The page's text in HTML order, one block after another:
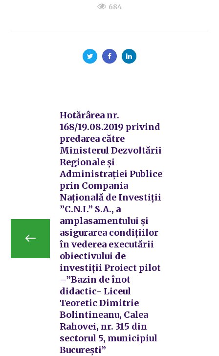
684
Hotărârea nr.
168/19.08.2019 privind
predarea către
Ministerul Dezvoltării
Regionale și
Administrației Publice
prin Compania
Națională de Investiții
”C.N.I.” S.A., a
amplasamentului și
asigurarea condițiilor
în vederea executării
obiectivului de
investiții Proiect pilot
–”Bazin de înot
didactic- Liceul
Teoretic Dimitrie
Bolintineanu, Calea
Rahovei, nr. 315 din
sectorul 5, municipiul
București”